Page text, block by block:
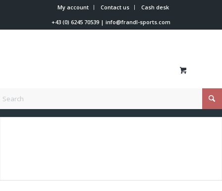
My account Contact us
Cash desk
+43 (0) 6245 70539| info@frandl-sports.com
You are here: